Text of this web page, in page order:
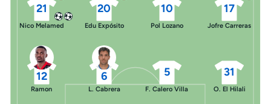
12
Ramon
6
L. Cabrera
5
F. Calero Villa
31
O. El Hilali
21
Nico Melamed
20
Edu Expósito
10
Pol Lozano
17
Jofre Carreras